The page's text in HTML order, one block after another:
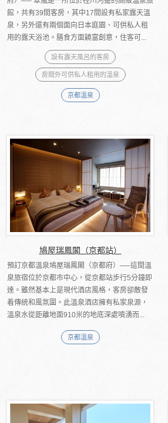
館，共有39間客房，其中17間設有私家露天溫
泉，另外還有兩個面向日本庭園、可供私人租
用的露天浴池。膳食方面饒富創意，住客可...
設有露天風呂的客房
房間外可供私人租用的溫泉
京都溫泉
鳩屋瑞鳳閣（京都站）
預訂京都溫泉鳩屋瑞鳳閣（京都府）──這間溫
泉旅宿位於京都市中心，從京都站步行5分鐘即
達。雖然基本上是現代酒店風格，客房卻散發
着傳統和風氛圍。此溫泉酒店擁有私家泉源，
溫泉水從距離地面910米的地底深處噴湧而...
京都溫泉